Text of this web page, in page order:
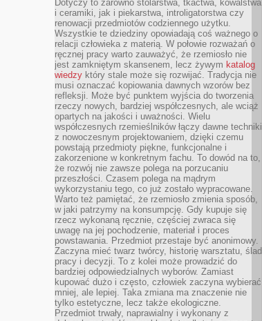
Dotyczy to zarówno stolarstwa, tkactwa, kowalstwa
i ceramiki, jak i piekarstwa, introligatorstwa czy
renowacji przedmiotów codziennego użytku.
Wszystkie te dziedziny opowiadają coś ważnego o
relacji człowieka z materią. W połowie rozważań o
ręcznej pracy warto zauważyć, że rzemiosło nie
jest zamkniętym skansenem, lecz żywym katalog
wiedzy który stale może się rozwijać. Tradycja nie
musi oznaczać kopiowania dawnych wzorów bez
refleksji. Może być punktem wyjścia do tworzenia
rzeczy nowych, bardziej współczesnych, ale wciąż
opartych na jakości i uważności. Wielu
współczesnych rzemieślników łączy dawne techniki
z nowoczesnym projektowaniem, dzięki czemu
powstają przedmioty piękne, funkcjonalne i
zakorzenione w konkretnym fachu. To dowód na to,
że rozwój nie zawsze polega na porzucaniu
przeszłości. Czasem polega na mądrym
wykorzystaniu tego, co już zostało wypracowane.
Warto też pamiętać, że rzemiosło zmienia sposób,
w jaki patrzymy na konsumpcję. Gdy kupuje się
rzecz wykonaną ręcznie, częściej zwraca się
uwagę na jej pochodzenie, materiał i proces
powstawania. Przedmiot przestaje być anonimowy.
Zaczyna mieć twarz twórcy, historię warsztatu, ślad
pracy i decyzji. To z kolei może prowadzić do
bardziej odpowiedzialnych wyborów. Zamiast
kupować dużo i często, człowiek zaczyna wybierać
mniej, ale lepiej. Taka zmiana ma znaczenie nie
tylko estetyczne, lecz także ekologiczne.
Przedmiot trwały, naprawialny i wykonany z